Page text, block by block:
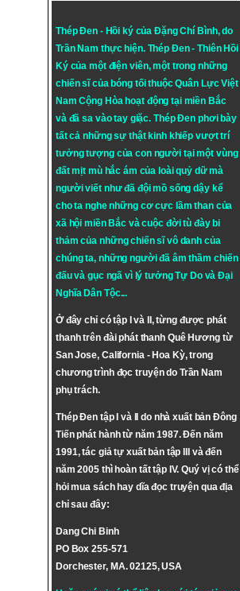
Thép Đen - Hồi ký của Đặng Chí Bình, do
Trần Nam thực hiện. Thép Đen- Thiên Hồi
Ký của một điện viên, một trong những
chiến sĩ của bóng tối thuộc Quân Lực Việt
Nam Cộng Hòa hoạt động tại miền Bắc
và đã sa vào tay giặc. Thép Đen phơi bày
tất cả những sự thật kinh khiếp vượt trí
tưởng tượng của con người tại một vùng
đất mịt mù hắc ám của loài quỷ dữ mà
người viết như đã đội mồ sống dậy kể
cho ta nghe những cơ cực lầm than của
xã hội miền Bắc và cuộc đời tù đày bi
thảm của những chiến sĩ vô danh của
chúng ta, những người đã âm thầm chiến
đấu và gục ngã vì lý tưởngTự DovàĐại
Nghĩa Dân Tộc...
Ở đây chỉ có tập I và II, từng được phát
thanh trên đài phát thanh Quê Hương từ
San Jose, California - Hoa Kỳ, trong
chương trình đọc truyện do Trần Nam
phụ trách.
Thép Đen tập I và II do nhà xuất bản Đông
Tiến phát hành từ năm 1987. Đến năm
1991, tác giả tự xuất bản tập III và đến
năm 2005 thì hoàn tất tập IV. Quý vị có thể
hỏi mua sách hay dĩa đọc truyện qua địa
chỉ sau đây:
Dang Chi Binh
PO Box 255-571
Dorchester, MA. 02125, USA